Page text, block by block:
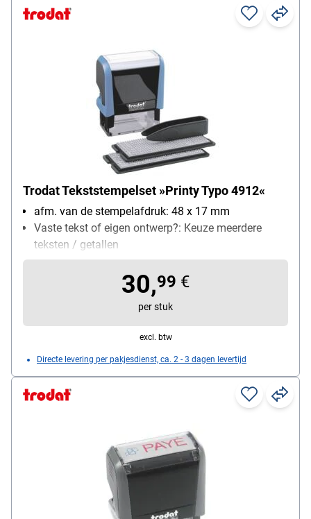
Trodat Tekststempelset »Printy Typo 4912«
afm. van de stempelafdruk: 48 x 17 mm
Vaste tekst of eigen ontwerp?: Keuze meerdere
teksten / getallen
zelfinktend: Ja
30,99 €
per stuk
excl. btw
Directe levering per pakjesdienst, ca. 2 - 3 dagen levertijd